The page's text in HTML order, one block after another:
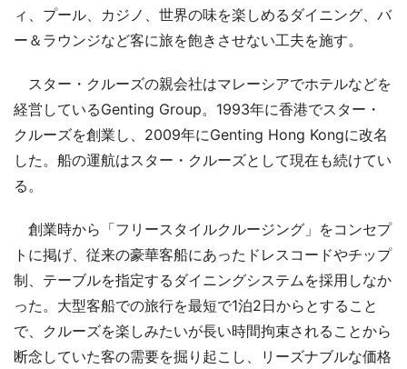
ィ、プール、カジノ、世界の味を楽しめるダイニング、バ
ー＆ラウンジなど客に旅を飽きさせない工夫を施す。
スター・クルーズの親会社はマレーシアでホテルなどを
経営しているGenting Group。1993年に香港でスター・
クルーズを創業し、2009年にGenting Hong Kongに改名
した。船の運航はスター・クルーズとして現在も続けてい
る。
創業時から「フリースタイルクルージング」をコンセプ
トに掲げ、従来の豪華客船にあったドレスコードやチップ
制、テーブルを指定するダイニングシステムを採用しなか
った。大型客船での旅行を最短で1泊2日からとすること
で、クルーズを楽しみたいが長い時間拘束されることから
断念していた客の需要を掘り起こし、リーズナブルな価格